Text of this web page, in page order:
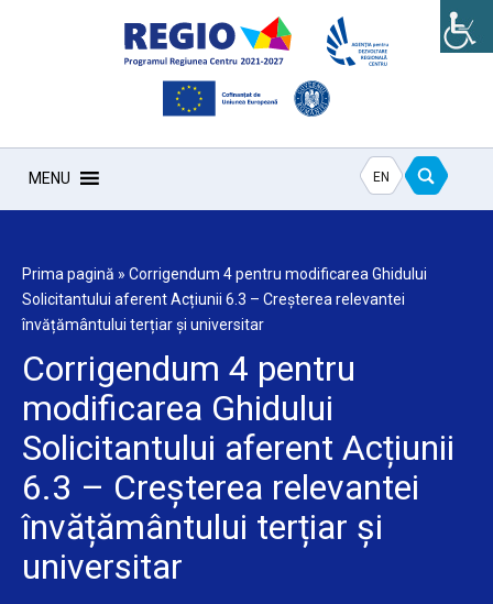
MENU EN
Prima pagină » Corrigendum 4 pentru modificarea Ghidului
Solicitantului aferent Acțiunii 6.3 – Creșterea relevantei
învățământului terțiar și universitar
Corrigendum 4 pentru
modificarea Ghidului
Solicitantului aferent Acțiunii
6.3 – Creșterea relevantei
învățământului terțiar și
universitar